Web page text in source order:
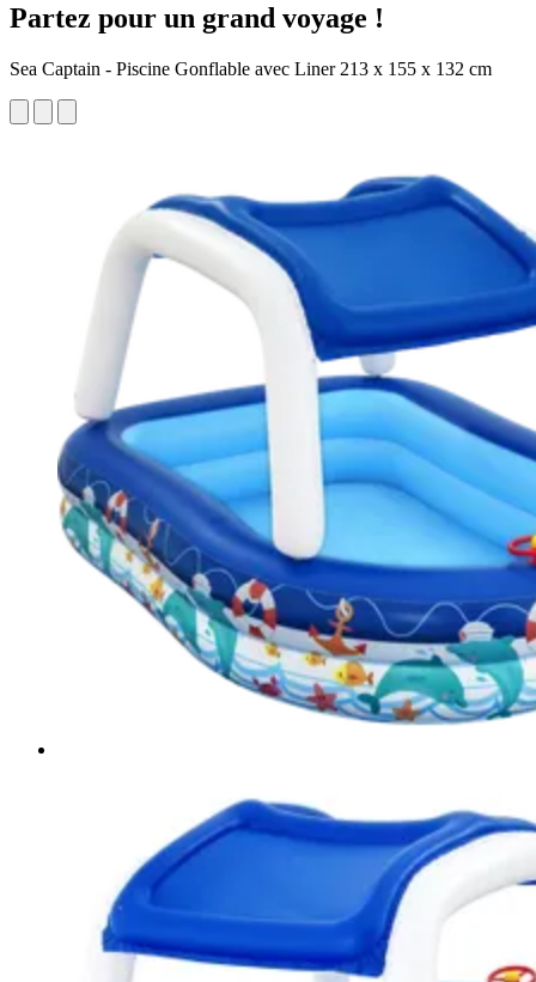
Partez pour un grand voyage !
Sea Captain - Piscine Gonflable avec Liner 213 x 155 x 132 cm